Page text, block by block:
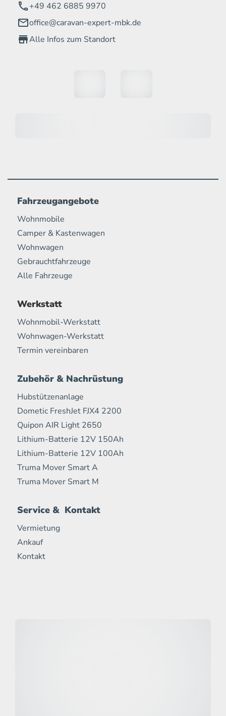
+49 462 6885 9970
office@caravan-expert-mbk.de
Alle Infos zum Standort
Fahrzeugangebote
Wohnmobile
Camper & Kastenwagen
Wohnwagen
Gebrauchtfahrzeuge
Alle Fahrzeuge
Werkstatt
Wohnmobil-Werkstatt
Wohnwagen-Werkstatt
Termin vereinbaren
Zubehör & Nachrüstung
Hubstützenanlage
Dometic FreshJet FJX4 2200
Quipon AIR Light 2650
Lithium-Batterie 12V 150Ah
Lithium-Batterie 12V 100Ah
Truma Mover Smart A
Truma Mover Smart M
Service & Kontakt
Vermietung
Ankauf
Kontakt